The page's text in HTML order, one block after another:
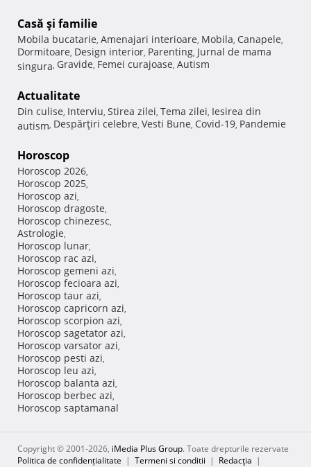
Casă şi familie
Mobila bucatarie, Amenajari interioare, Mobila, Canapele,
Dormitoare, Design interior, Parenting, Jurnal de mama
singura, Gravide, Femei curajoase, Autism
Actualitate
Din culise, Interviu, Stirea zilei, Tema zilei, Iesirea din
autism, Despărţiri celebre, Vesti Bune, Covid-19, Pandemie
Horoscop
Horoscop 2026,
Horoscop 2025,
Horoscop azi,
Horoscop dragoste,
Horoscop chinezesc,
Astrologie,
Horoscop lunar,
Horoscop rac azi,
Horoscop gemeni azi,
Horoscop fecioara azi,
Horoscop taur azi,
Horoscop capricorn azi,
Horoscop scorpion azi,
Horoscop sagetator azi,
Horoscop varsator azi,
Horoscop pesti azi,
Horoscop leu azi,
Horoscop balanta azi,
Horoscop berbec azi,
Horoscop saptamanal
Copyright © 2001-2026, iMedia Plus Group. Toate drepturile rezervate
Politica de confidențialitate | Termeni si conditii | Redacţia |